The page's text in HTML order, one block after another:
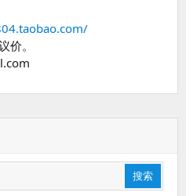
价。
搜索